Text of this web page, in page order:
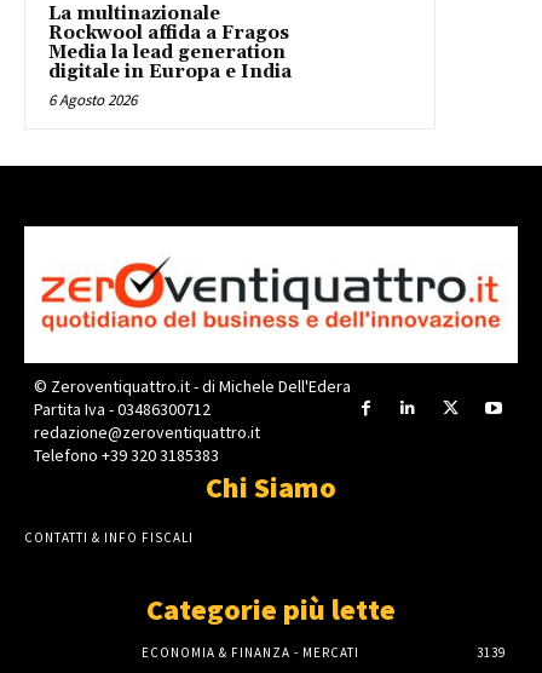
La multinazionale
Rockwool affida a Fragos
Media la lead generation
digitale in Europa e India
6 Agosto 2026
© Zeroventiquattro.it - di Michele Dell'Edera
Partita Iva - 03486300712
redazione@zeroventiquattro.it
Telefono +39 320 3185383
Chi Siamo
CONTATTI & INFO FISCALI
Categorie più lette
ECONOMIA & FINANZA - MERCATI 3139